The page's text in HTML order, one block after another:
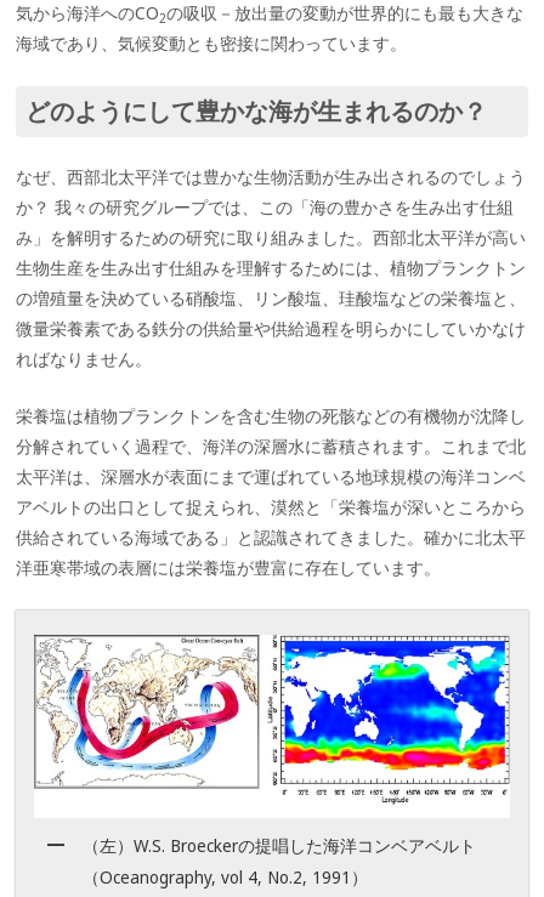
気から海洋へのCO2の吸収－放出量の変動が世界的にも最も大きな
海域であり、気候変動とも密接に関わっています。
どのようにして豊かな海が生まれるのか？
なぜ、西部北太平洋では豊かな生物活動が生み出されるのでしょう
か？ 我々の研究グループでは、この「海の豊かさを生み出す仕組
み」を解明するための研究に取り組みました。西部北太平洋が高い
生物生産を生み出す仕組みを理解するためには、植物プランクトン
の増殖量を決めている硝酸塩、リン酸塩、珪酸塩などの栄養塩と、
微量栄養素である鉄分の供給量や供給過程を明らかにしていかなけ
ればなりません。
栄養塩は植物プランクトンを含む生物の死骸などの有機物が沈降し
分解されていく過程で、海洋の深層水に蓄積されます。これまで北
太平洋は、深層水が表面にまで運ばれている地球規模の海洋コンベ
アベルトの出口として捉えられ、漠然と「栄養塩が深いところから
供給されている海域である」と認識されてきました。確かに北太平
洋亜寒帯域の表層には栄養塩が豊富に存在しています。
（左）W.S. Broeckerの提唱した海洋コンベアベルト
（Oceanography, vol 4, No.2, 1991）